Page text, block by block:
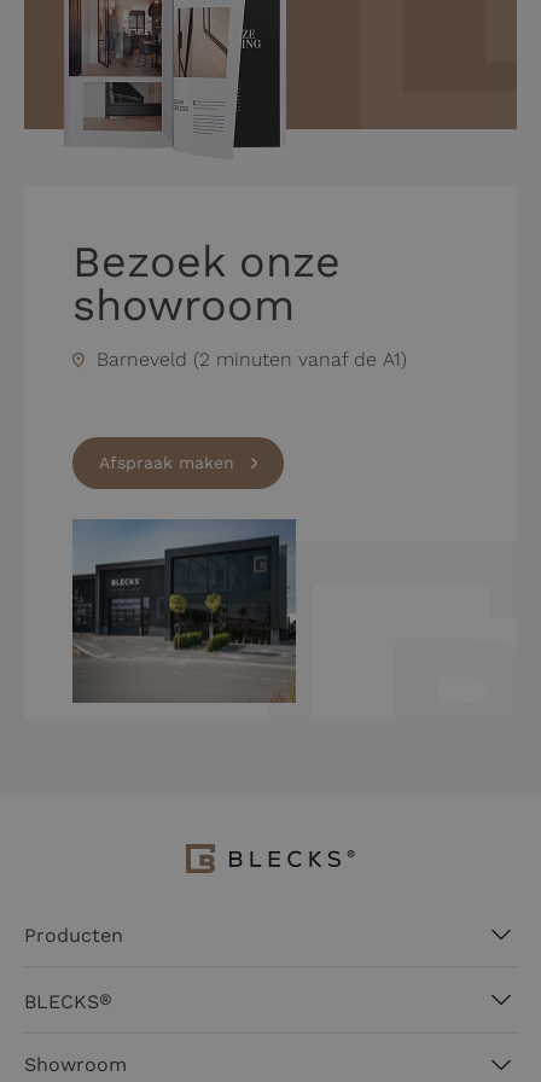
Bezoek onze
showroom
Barneveld (2 minuten vanaf de A1)
Afspraak maken
Producten
BLECKS®
Showroom